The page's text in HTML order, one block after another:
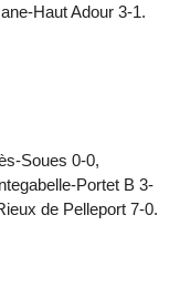
Haut Adour 3-1.
Soues 0-0,
Portet B 3-
de Pelleport 7-0.